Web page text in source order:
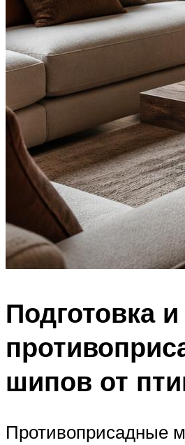
Подготовка
шипов от
Противоприсадные